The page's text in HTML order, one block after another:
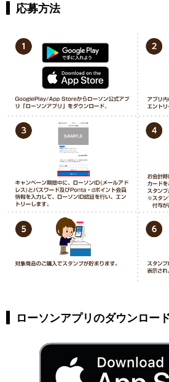
応募方法
ローソンアプリのダウンロー